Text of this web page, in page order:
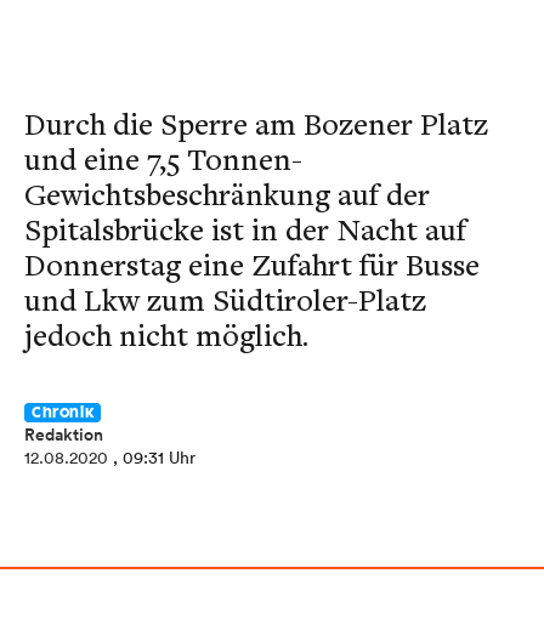
Durch die Sperre am Bozener Platz
und eine 7,5 Tonnen-
Gewichtsbeschränkung auf der
Spitalsbrücke ist in der Nacht auf
Donnerstag eine Zufahrt für Busse
und Lkw zum Südtiroler-Platz
jedoch nicht möglich.
Chronik
Redaktion
12.08.2020 , 09:31 Uhr